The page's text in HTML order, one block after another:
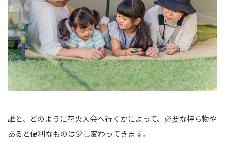
誰と、どのように花火大会へ行くかによって、必要な持ち物や
あると便利なものは少し変わってきます。